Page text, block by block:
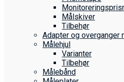
Målskiver
Tilbehør
Adapter og overganger
Målehjul
Varianter
Tilbehør
Målebånd